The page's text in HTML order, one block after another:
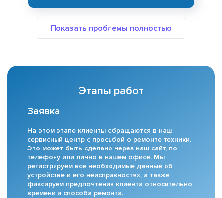
Этапы работ
Заявка
На этом этапе клиенты обращаются в наш
сервисный центр с просьбой о ремонте техники.
Это может быть сделано через наш сайт, по
телефону или лично в нашем офисе. Мы
регистрируем все необходимые данные об
устройстве и его неисправностях, а также
фиксируем предпочтения клиента относительно
времени и способа ремонта.